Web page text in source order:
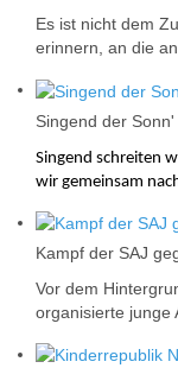
Es ist nicht dem
erinnern, an die
Singend der
Singend schreiten
wir gemeinsam
Kampf der SAJ
Vor dem
organisierte junge